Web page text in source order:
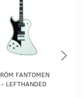
FANTOMEN
LEFTHANDED